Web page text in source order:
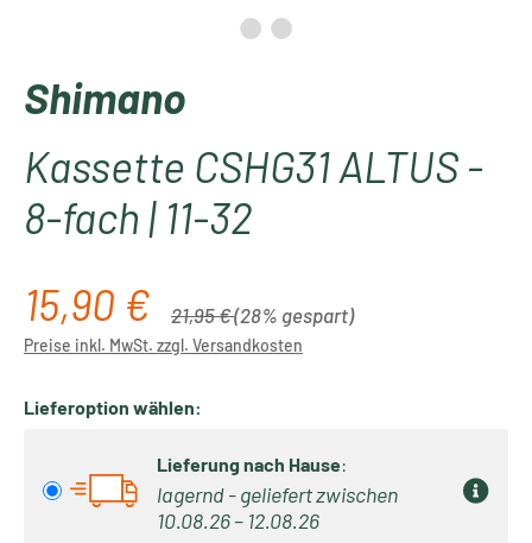
Shimano
Kassette CSHG31 ALTUS -
8-fach | 11-32
Verkaufspreis:
15,90 € Regulärer Preis:
21,95 €(28% gespart)
Preise inkl. MwSt. zzgl. Versandkosten
Lieferoption wählen:
Lieferung nach Hause:
lagernd - geliefert zwischen
10.08.26 – 12.08.26